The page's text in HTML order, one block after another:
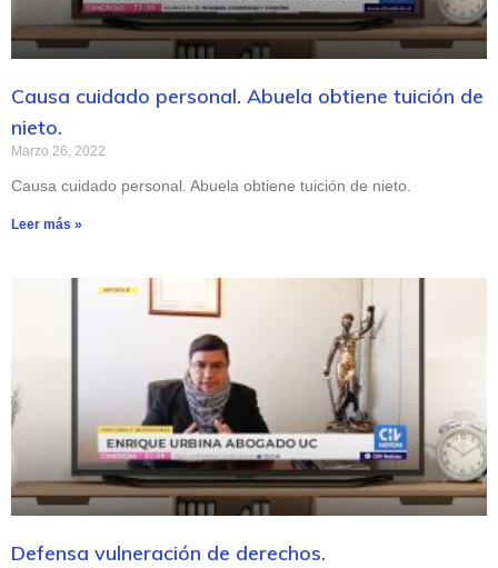
Causa cuidado personal. Abuela obtiene tuición de
nieto.
Marzo 26, 2022
Causa cuidado personal. Abuela obtiene tuición de nieto.
Leer más »
Defensa vulneración de derechos.